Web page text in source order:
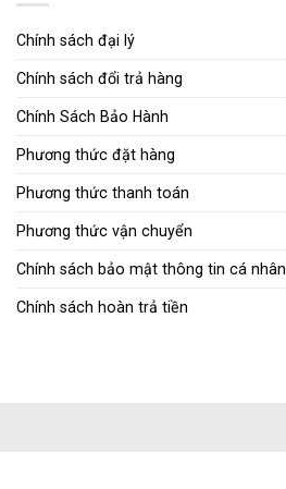
Chính sách đại lý
Chính sách đổi trả hàng
Chính Sách Bảo Hành
Phương thức đặt hàng
Phương thức thanh toán
Phương thức vận chuyển
Chính sách bảo mật thông tin cá nhân
Chính sách hoàn trả tiền